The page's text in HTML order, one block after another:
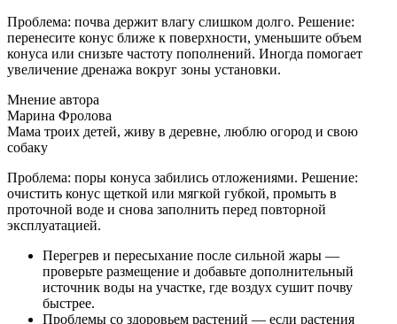
Проблема: почва держит влагу слишком долго. Решение:
перенесите конус ближе к поверхности, уменьшите объем
конуса или снизьте частоту пополнений. Иногда помогает
увеличение дренажа вокруг зоны установки.
Мнение автора
Марина Фролова
Мама троих детей, живу в деревне, люблю огород и свою
собаку
Проблема: поры конуса забились отложениями. Решение:
очистить конус щеткой или мягкой губкой, промыть в
проточной воде и снова заполнить перед повторной
эксплуатацией.
Перегрев и пересыхание после сильной жары —
проверьте размещение и добавьте дополнительный
источник воды на участке, где воздух сушит почву
быстрее.
Проблемы со здоровьем растений — если растения